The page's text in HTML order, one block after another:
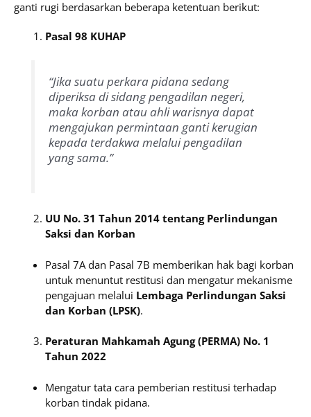
ganti rugi berdasarkan beberapa ketentuan berikut:
Pasal 98 KUHAP
“Jika suatu perkara pidana sedang
diperiksa di sidang pengadilan negeri,
maka korban atau ahli warisnya dapat
mengajukan permintaan ganti kerugian
kepada terdakwa melalui pengadilan
yang sama.”
UU No. 31 Tahun 2014 tentang Perlindungan
Saksi dan Korban
Pasal 7A dan Pasal 7B memberikan hak bagi korban
untuk menuntut restitusi dan mengatur mekanisme
pengajuan melalui Lembaga Perlindungan Saksi
dan Korban (LPSK).
Peraturan Mahkamah Agung (PERMA) No. 1
Tahun 2022
Mengatur tata cara pemberian restitusi terhadap
korban tindak pidana.